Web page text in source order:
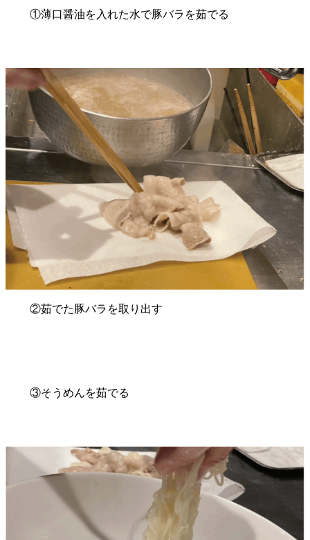
①薄口醤油を入れた水で豚バラを茹でる
②茹でた豚バラを取り出す
③そうめんを茹でる